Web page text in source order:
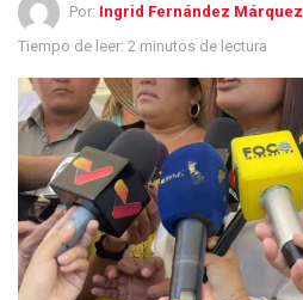
Por: Ingrid Fernández Márquez
Tiempo de leer: 2 minutos de lectura